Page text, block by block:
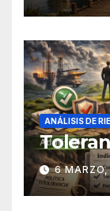
ANÁLISIS DE
6